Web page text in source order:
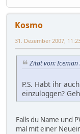
Kosmo
31. Dezember 2007,
Zitat von: Iceman
P.S. Habt ihr
einzuloggen?
Falls du Name und
mal mit einer